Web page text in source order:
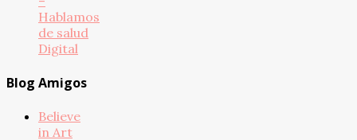
Hablamos
de salud
Digital
Blog Amigos
Believe
in Art